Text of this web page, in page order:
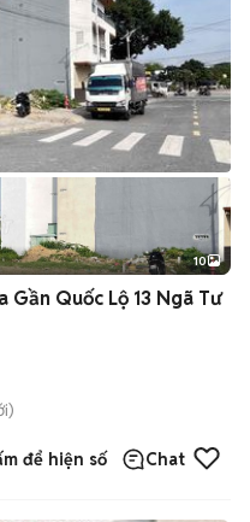
+2
10
Quốc Lộ 13 Ngã Tư
để hiện số Chat